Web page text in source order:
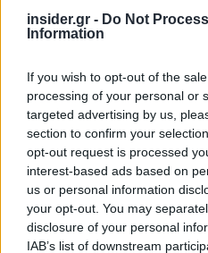
insider.gr - Do Not
Information
If you wish to opt-out of the
processing of your personal or
targeted advertising by us,
section to confirm your
opt-out request is processed
interest-based ads based on
us or personal information
your opt-out. You may
disclosure of your personal
IAB’s list of downstream
«Και είναι αποτέλεσμα
μεταρρυθμίσεων και
Ελλάδα έκανε τη
αποτελέσματα είναι